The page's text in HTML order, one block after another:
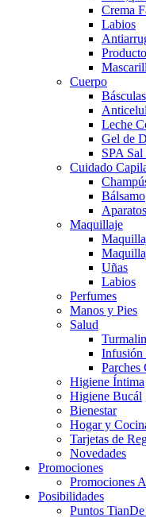
Crema
Labios
Cuerpo
Leche
Gel de
SPA
Cuidado
Bálsamo
Maquillaje
Uñas
Labios
Perfumes
Manos y Pies
Salud
Infusión
Parches
Higiene Íntima
Higiene Bucál
Bienestar
Hogar y
Tarjetas de
Novedades
Promociones
Promociones
Posibilidades
Puntos